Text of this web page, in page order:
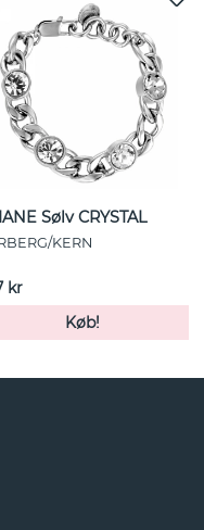
Sølv CRYSTAL
KERN
kr
Køb!